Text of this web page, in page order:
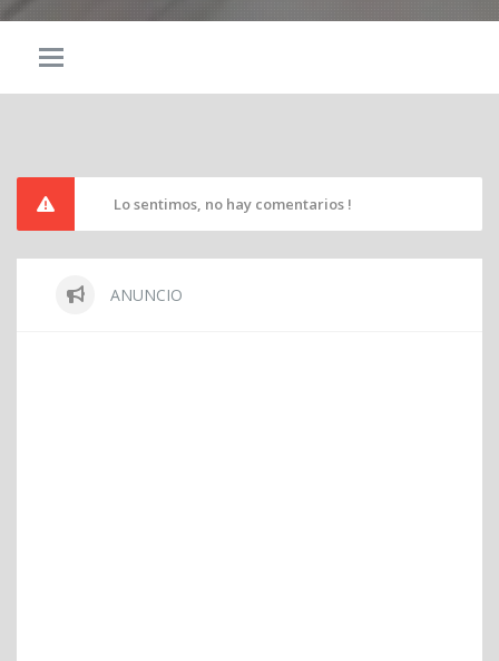
Lo sentimos, no hay comentarios !
ANUNCIO